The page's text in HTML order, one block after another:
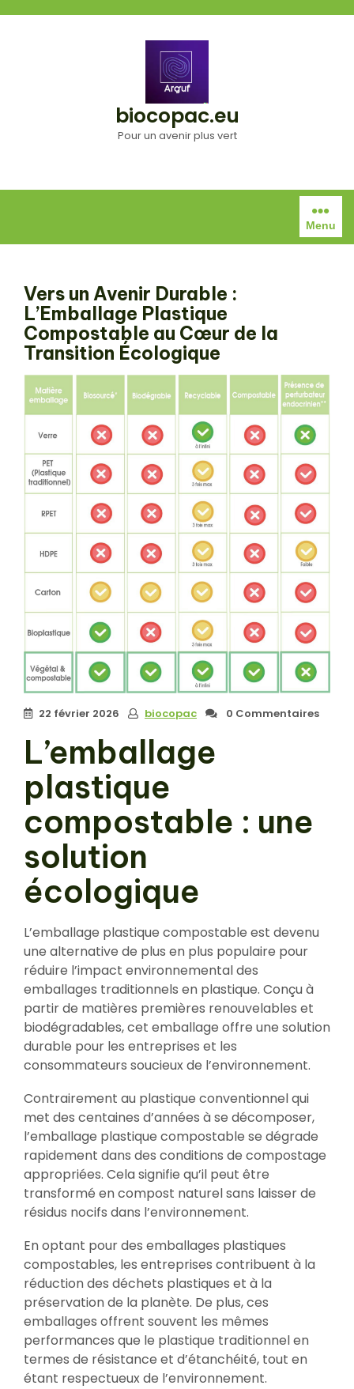
biocopac.eu
Pour un avenir plus vert
Menu
Vers un Avenir Durable :
L’Emballage Plastique
Compostable au Cœur de la
Transition Écologique
22 février 2026 biocopac 0 Commentaires
L’emballage
plastique
compostable : une
solution
écologique
L’emballage plastique compostable est devenu
une alternative de plus en plus populaire pour
réduire l’impact environnemental des
emballages traditionnels en plastique. Conçu à
partir de matières premières renouvelables et
biodégradables, cet emballage offre une solution
durable pour les entreprises et les
consommateurs soucieux de l’environnement.
Contrairement au plastique conventionnel qui
met des centaines d’années à se décomposer,
l’emballage plastique compostable se dégrade
rapidement dans des conditions de compostage
appropriées. Cela signifie qu’il peut être
transformé en compost naturel sans laisser de
résidus nocifs dans l’environnement.
En optant pour des emballages plastiques
compostables, les entreprises contribuent à la
réduction des déchets plastiques et à la
préservation de la planète. De plus, ces
emballages offrent souvent les mêmes
performances que le plastique traditionnel en
termes de résistance et d’étanchéité, tout en
étant respectueux de l’environnement.